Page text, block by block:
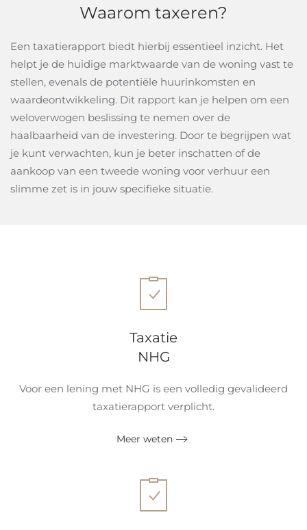
Waarom taxeren?
Een taxatierapport biedt hierbij essentieel inzicht. Het
helpt je de huidige marktwaarde van de woning vast te
stellen, evenals de potentiële huurinkomsten en
waardeontwikkeling. Dit rapport kan je helpen om een
weloverwogen beslissing te nemen over de
haalbaarheid van de investering. Door te begrijpen wat
je kunt verwachten, kun je beter inschatten of de
aankoop van een tweede woning voor verhuur een
slimme zet is in jouw specifieke situatie.
Taxatie
NHG
Voor een lening met NHG is een volledig gevalideerd
taxatierapport verplicht.
Meer weten